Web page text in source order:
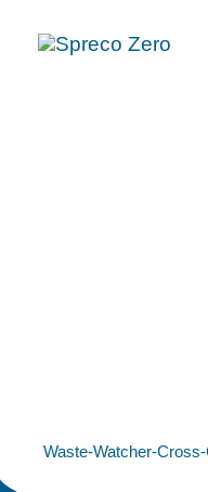
Waste-Watcher-